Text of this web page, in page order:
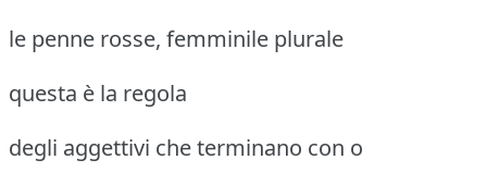
le penne rosse, femminile plurale
questa è la regola
degli aggettivi che terminano con o